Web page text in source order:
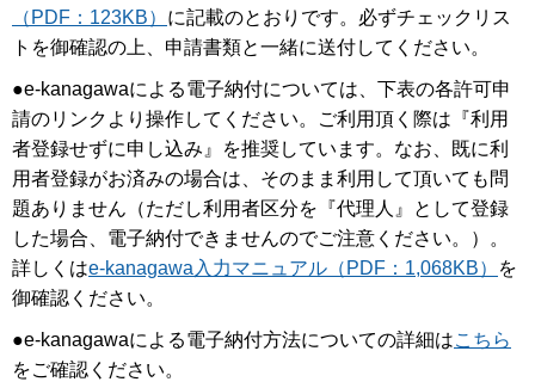
（PDF：123KB） に記載のとおりです。必ずチェックリス
トを御確認の上、申請書類と一緒に送付してください。
●e-kanagawaによる電子納付については、下表の各許可申
請のリンクより操作してください。ご利用頂く際は『利用
者登録せずに申し込み』を推奨しています。なお、既に利
用者登録がお済みの場合は、そのまま利用して頂いても問
題ありません（ただし利用者区分を『代理人』として登録
した場合、電子納付できませんのでご注意ください。）。
詳しくはe-kanagawa入力マニュアル（PDF：1,068KB）
を
御確認ください。
●e-kanagawaによる電子納付方法についての詳細はこちら
をご確認ください。